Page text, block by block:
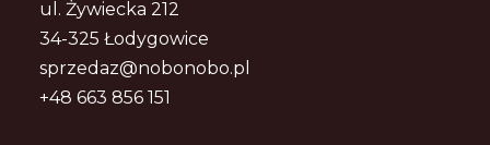
ul. Żywiecka 212
34-325 Łodygowice
sprzedaz@nobonobo.pl
+48 663 856 151